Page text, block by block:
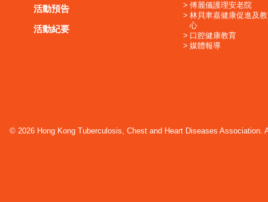
活動預告
活動紀要
傅麗儀護理安老院
林貝聿嘉健康促進及
心
口腔健康教育
媒體報導
© 2026 Hong Kong Tuberculosis, Chest and Heart Diseases Association.